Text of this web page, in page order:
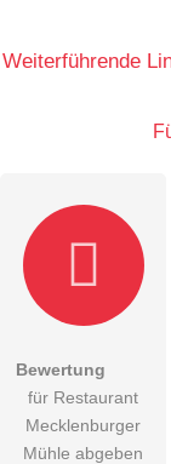
E-Mail-
Hiermit
Die
Weiterführende
Bewertung
für Restaurant
Mecklenburger
Mühle abgeben